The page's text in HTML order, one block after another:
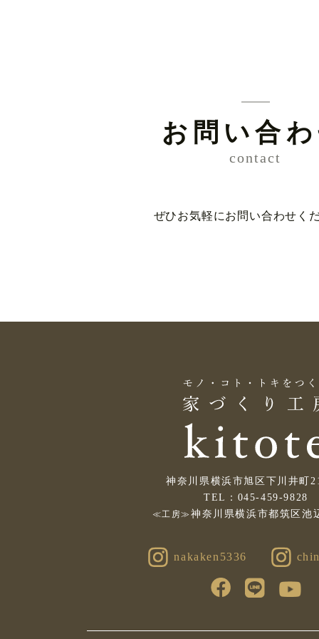
お問い合
contact
ぜひお気軽にお問い合わせく
神奈川県横浜市旭区下川井町
TEL：045-459-9828
≪工房≫神奈川県横浜市都筑区池
nakaken5336